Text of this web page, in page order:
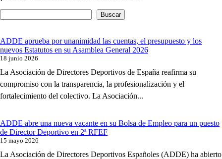
Buscar
ADDE aprueba por unanimidad las cuentas, el presupuesto y los
nuevos Estatutos en su Asamblea General 2026
18 junio 2026
La Asociación de Directores Deportivos de España reafirma su
compromiso con la transparencia, la profesionalización y el
fortalecimiento del colectivo. La Asociación...
ADDE abre una nueva vacante en su Bolsa de Empleo para un puesto
de Director Deportivo en 2ª RFEF
15 mayo 2026
La Asociación de Directores Deportivos Españoles (ADDE) ha abierto